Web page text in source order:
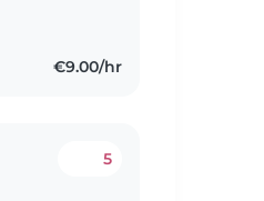
€9.00/hr
5